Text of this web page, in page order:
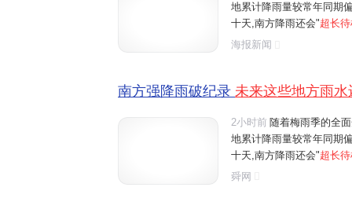
地累计降雨量较常年同期
十天,南方降雨还会"超长
到江南中南部一带。刚刚
海报新闻
南方强降雨破纪录 未来这些地方雨水
2小时前 随着梅雨季的全
地累计降雨量较常年同期
十天,南方降雨还会"超长
到江南中南部一带。刚刚
舜网